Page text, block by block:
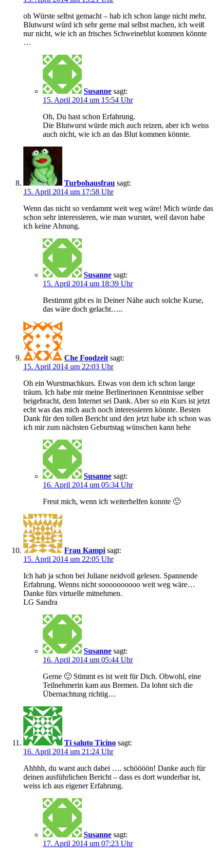
oh Würste selbst gemacht – hab ich schon lange nicht mehr.
Blutwurst würd ich sehr gerne mal selbst machen, ich weiß
nur nicht, wie ich an frisches Schweineblut kommen könnte
…
Susanne sagt:
15. April 2014 um 15:54 Uhr
Oh, Du hast schon Erfahrung.
Die Blutwurst würde mich auch reizen, aber ich weiss
auch nicht, wie ich an das Blut kommen könnte.
Turbohausfrau sagt:
15. April 2014 um 17:58 Uhr
Wenn das nicht so verdammt weit weg wäre! Mich würde das
schon sehr interessieren, wie man wurstet, weil davon habe
ich keine Ahnung.
Susanne sagt:
15. April 2014 um 18:39 Uhr
Bestimmt gibt es in Deiner Nähe auch solche Kurse,
das wäre doch gelacht…..
Che Foodzeit sagt:
15. April 2014 um 22:03 Uhr
Oh ein Wurstmachkurs. Etwas von dem ich schon lange
träum. Ich habe mir meine Berlinerinnen Kenntnisse selber
beigebracht, dem Internet sei Dank. Aber so ein Kurs ist jetzt
echt was das mich auch noch interessieren könnte. Besten
Dank für den tollen Bericht und den jetzt habe ich schon was
ich mir zum nächsten Geburtstag wünschen kann hehe
Susanne sagt:
16. April 2014 um 05:34 Uhr
Freut mich, wenn ich weiterhelfen konnte 🙂
Frau Kampi sagt:
15. April 2014 um 22:05 Uhr
Ich hab ja schon bei Juliane neidvoll gelesen. Spannende
Erfahrung. Wenns nicht soooooooooo weit weg wäre…
Danke fürs virtuelle mitnehmen.
LG Sandra
Susanne sagt:
16. April 2014 um 05:44 Uhr
Gerne 🙂 Stimmt es ist weit für Dich. Obwohl, eine
Teilnehmerin kam aus Bremen. Da lohnt sich die
Übernachtung richtig…
Ti saluto Ticino sagt:
16. April 2014 um 21:24 Uhr
Ahhhh, du warst auch dabei …. schöööön! Danke auch für
deinen ausführlichen Bericht – dass es dort wunderbar ist,
weiss ich aus eigener Erfahrung.
Susanne sagt:
17. April 2014 um 07:23 Uhr